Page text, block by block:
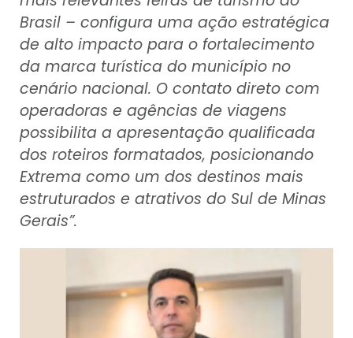
Brasil – configura uma ação estratégica
de alto impacto para o fortalecimento
da marca turística do município no
cenário nacional. O contato direto com
operadoras e agências de viagens
possibilita a apresentação qualificada
dos roteiros formatados, posicionando
Extrema como um dos destinos mais
estruturados e atrativos do Sul de Minas
Gerais”.